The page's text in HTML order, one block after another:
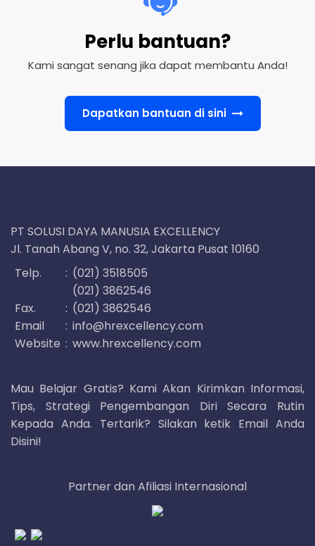
Perlu bantuan?
Kami sangat senang jika dapat membantu Anda!
Dapatkan bantuan di sini
PT SOLUSI DAYA MANUSIA EXCELLENCY
Jl. Tanah Abang V, no. 32, Jakarta Pusat 10160
Telp.
: (021) 3518505
(021) 3862546
Fax.
: (021) 3862546
Email
: info@hrexcellency.com
Website : www.hrexcellency.com
Mau Belajar Gratis? Kami Akan Kirimkan Informasi,
Tips, Strategi Pengembangan Diri Secara Rutin
Kepada Anda. Tertarik? Silakan ketik Email Anda
Disini!
Partner dan Afiliasi Internasional